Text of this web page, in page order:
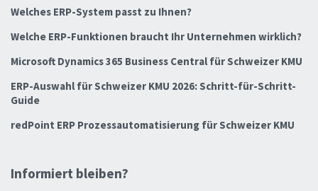
Welches ERP-System passt zu Ihnen?
Welche ERP-Funktionen braucht Ihr Unternehmen wirklich?
Microsoft Dynamics 365 Business Central für Schweizer KMU
ERP-Auswahl für Schweizer KMU 2026: Schritt-für-Schritt-
Guide
redPoint ERP Prozessautomatisierung für Schweizer KMU
Informiert bleiben?